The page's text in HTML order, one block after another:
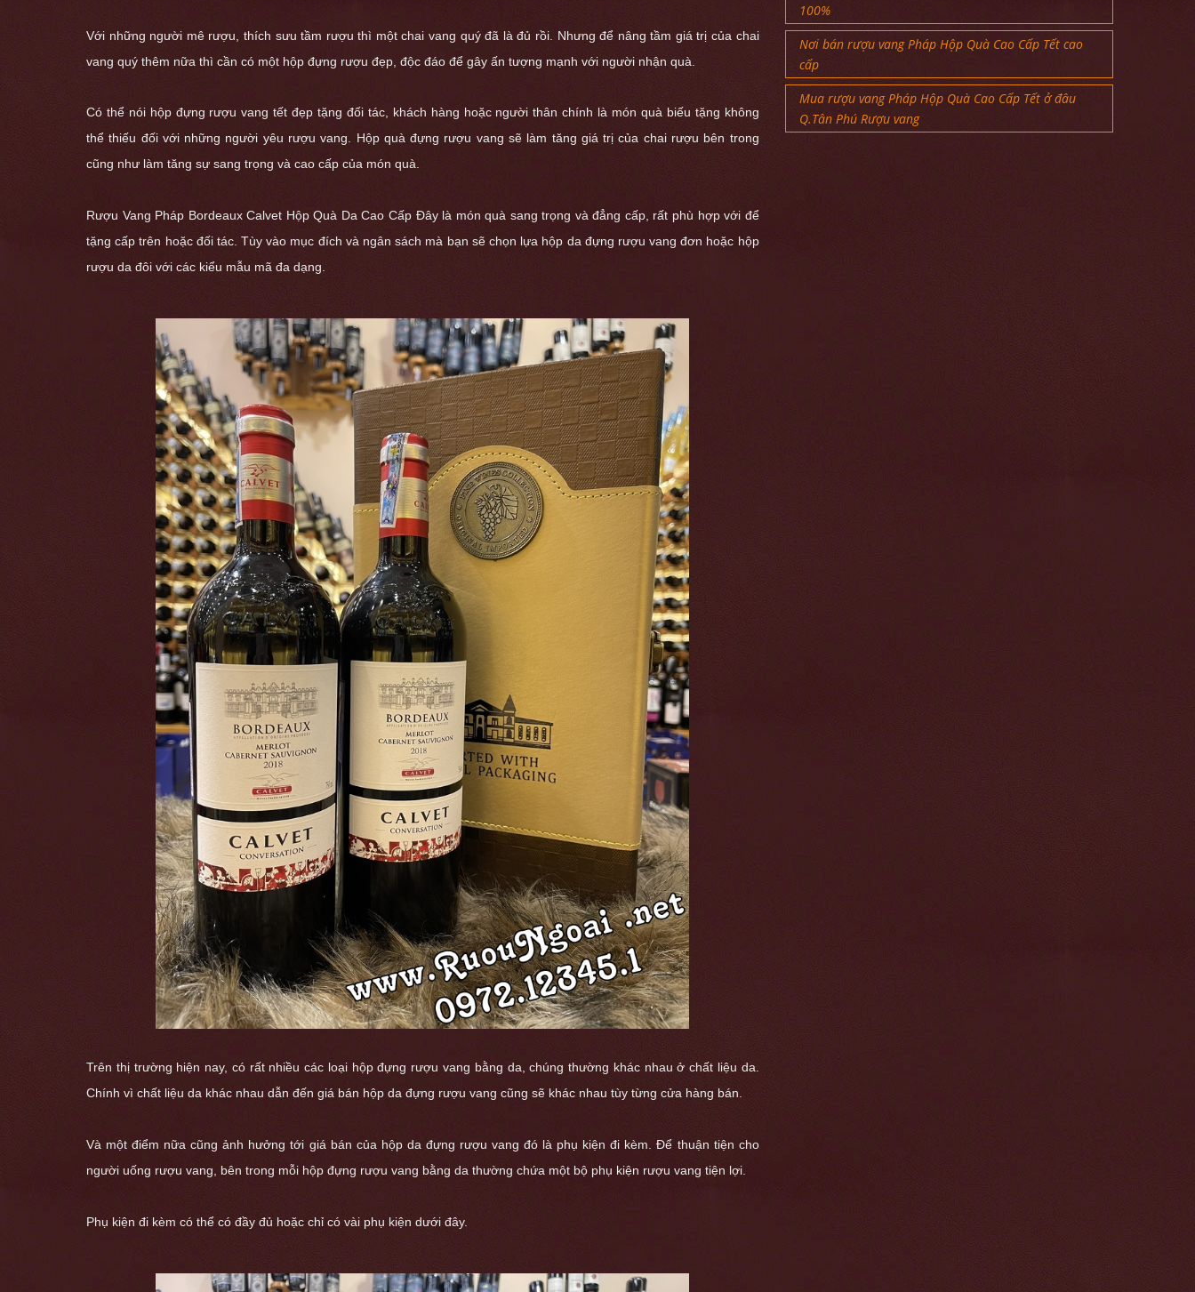
Với những người mê rượu, thích sưu tầm rượu thì một chai vang quý đã là đủ rồi. Nhưng để nâng tầm giá trị của chai
vang quý thêm nữa thì cần có một hộp đựng rượu đẹp, độc đáo để gây ấn tượng mạnh với người nhận quà.
Có thể nói hộp đựng rượu vang tết đẹp tặng đối tác, khách hàng hoặc người thân chính là món quà biếu tặng không
thể thiếu đối với những người yêu rượu vang. Hộp quà đựng rượu vang sẽ làm tăng giá trị của chai rượu bên trong
cũng như làm tăng sự sang trọng và cao cấp của món quà.
Rượu Vang Pháp Bordeaux Calvet Hộp Quà Da Cao CấpĐây là món quà sang trọng và đẳng cấp, rất phù hợp với để
tặng cấp trên hoặc đối tác. Tùy vào mục đích và ngân sách mà bạn sẽ chọn lựa hộp da đựng rượu vang đơn hoặc hộp
rượu da đôi với các kiểu mẫu mã đa dạng.
Trên thị trường hiện nay, có rất nhiều các loại hộp đựng rượu vang bằng da, chúng thường khác nhau ở chất liệu da.
Chính vì chất liệu da khác nhau dẫn đến giá bán hộp da đựng rượu vang cũng sẽ khác nhau tùy từng cửa hàng bán.
Và một điểm nữa cũng ảnh hưởng tới giá bán của hộp da đựng rượu vang đó là phụ kiện đi kèm. Để thuận tiện cho
người uống rượu vang, bên trong mỗi hộp đựng rượu vang bằng da thường chứa một bộ phụ kiện rượu vang tiện lợi.
Phụ kiện đi kèm có thể có đầy đủ hoặc chỉ có vài phụ kiện dưới đây.
100%
Nơi bán rượu vang Pháp Hộp Quà Cao Cấp Tết cao
cấp
Mua rượu vang Pháp Hộp Quà Cao Cấp Tết ở đâu
Q.Tân Phú Rượu vang